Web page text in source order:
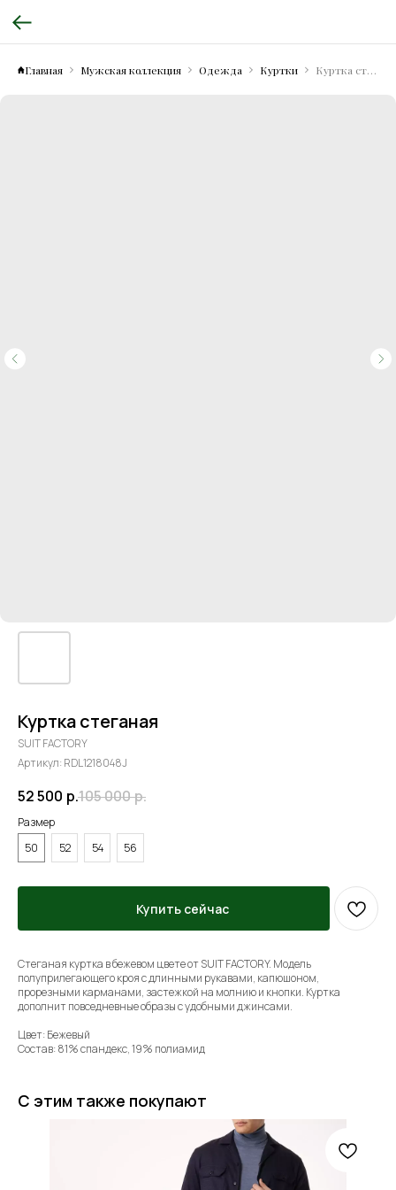
Главная Мужская коллекция Одежда Куртки Куртка стеганая
Куртка стеганая
SUIT FACTORY
Артикул: RDL1218048J
52 500 р.105 000р.
Размер
50
52 54 56
Купить сейчас
Стеганая куртка в бежевом цвете от SUIT FACTORY. Модель
полуприлегающего кроя с длинными рукавами, капюшоном,
прорезными карманами, застежкой на молнию и кнопки. Куртка
дополнит повседневные образы с удобными джинсами.
Цвет: Бежевый
Состав: 81% спандекс, 19% полиамид
С этим также покупают